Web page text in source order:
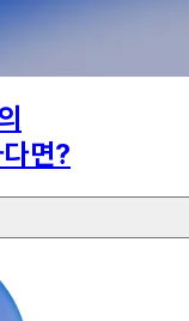
면?